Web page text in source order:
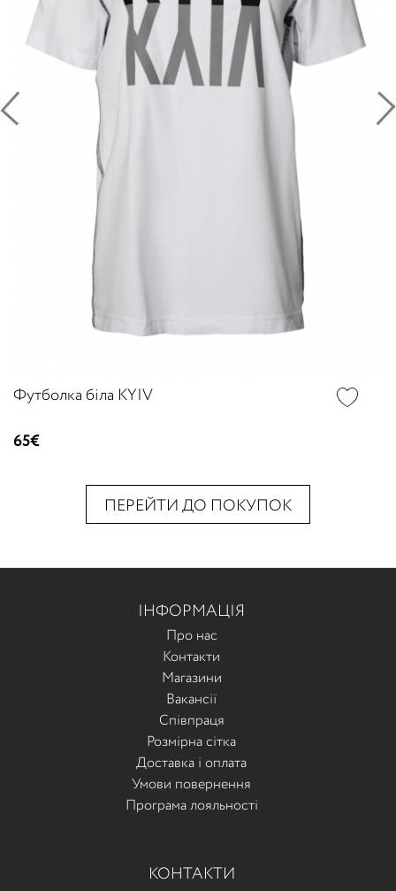
Футболка біла KYIV
65€
ПЕРЕЙТИ ДО ПОКУПОК
ІНФОРМАЦІЯ
Про нас
Контакти
Магазини
Вакансії
Співпраця
Розмірна сітка
Доставка і оплата
Умови повернення
Програма лояльності
КОНТАКТИ